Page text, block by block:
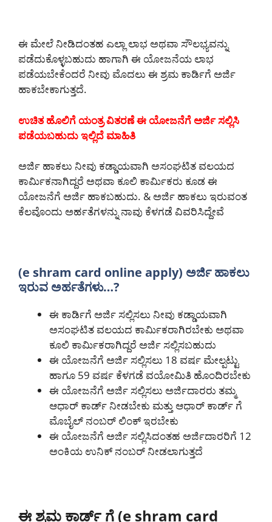
ಈ ಮೇಲೆ ನೀಡಿದಂತಹ ಎಲ್ಲಾ ಲಾಭ ಅಥವಾ ಸೌಲಭ್ಯವನ್ನು
ಪಡೆದುಕೊಳ್ಳಬಹುದು ಹಾಗಾಗಿ ಈ ಯೋಜನೆಯ ಲಾಭ
ಪಡೆಯಬೇಕೆಂದರೆ ನೀವು ಮೊದಲು ಈ ಶ್ರಮ ಕಾರ್ಡಿಗೆ ಅರ್ಜಿ
ಹಾಕಬೇಕಾಗುತ್ತದೆ.
ಉಚಿತ ಹೊಲಿಗೆ ಯಂತ್ರ ವಿತರಣೆ ಈ ಯೋಜನೆಗೆ ಅರ್ಜಿ ಸಲ್ಲಿಸಿ
ಪಡೆಯಬಹುದು ಇಲ್ಲಿದೆ ಮಾಹಿತಿ
ಅರ್ಜಿ ಹಾಕಲು ನೀವು ಕಡ್ಡಾಯವಾಗಿ ಅಸಂಘಟಿತ ವಲಯದ
ಕಾರ್ಮಿಕನಾಗಿದ್ದರೆ ಅಥವಾ ಕೂಲಿ ಕಾರ್ಮಿಕರು ಕೂಡ ಈ
ಯೋಜನೆಗೆ ಅರ್ಜಿ ಹಾಕಬಹುದು. & ಅರ್ಜಿ ಹಾಕಲು ಇರುವಂತ
ಕೆಲವೊಂದು ಅರ್ಹತೆಗಳನ್ನು ನಾವು ಕೆಳಗಡೆ ವಿವರಿಸಿದ್ದೇವೆ
(e shram card online apply) ಅರ್ಜಿ ಹಾಕಲು
ಇರುವ ಅರ್ಹತೆಗಳು…?
ಈ ಕಾರ್ಡಿಗೆ ಅರ್ಜಿ ಸಲ್ಲಿಸಲು ನೀವು ಕಡ್ಡಾಯವಾಗಿ
ಅಸಂಘಟಿತ ವಲಯದ ಕಾರ್ಮಿಕರಾಗಿರಬೇಕು ಅಥವಾ
ಕೂಲಿ ಕಾರ್ಮಿಕರಾಗಿದ್ದರೆ ಅರ್ಜಿ ಸಲ್ಲಿಸಬಹುದು
ಈ ಯೋಜನೆಗೆ ಅರ್ಜಿ ಸಲ್ಲಿಸಲು 18 ವರ್ಷ ಮೇಲ್ಪಟ್ಟು
ಹಾಗೂ 59 ವರ್ಷ ಕೆಳಗಡೆ ವಯೋಮಿತಿ ಹೊಂದಿರಬೇಕು
ಈ ಯೋಜನೆಗೆ ಅರ್ಜಿ ಸಲ್ಲಿಸಲು ಅರ್ಜಿದಾರರು ತಮ್ಮ
ಆಧಾರ್ ಕಾರ್ಡ್ ನೀಡಬೇಕು ಮತ್ತು ಆಧಾರ್ ಕಾರ್ಡ್ ಗೆ
ಮೊಬೈಲ್ ನಂಬರ್ ಲಿಂಕ್ ಇರಬೇಕು
ಈ ಯೋಜನೆಗೆ ಅರ್ಜಿ ಸಲ್ಲಿಸಿದಂತಹ ಅರ್ಜಿದಾರರಿಗೆ 12
ಅಂಕಿಯ ಉನಿಕ್ ನಂಬರ್ ನೀಡಲಾಗುತ್ತದೆ
ಈ ಶ್ರಮ ಕಾರ್ಡ್ ಗೆ (e shram card